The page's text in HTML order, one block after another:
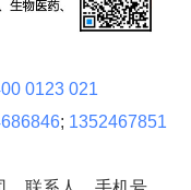
0123 021
; 1352467851